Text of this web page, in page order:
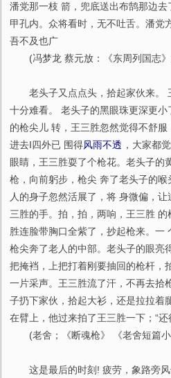
潘党那一枝 箭，兜底送出布鹄那边
甲孔内。众将看时，无不吐舌。潘党
吾不及也广
(冯梦龙 蔡元放：《东周列国志
老头子又点点头，拾起家伙来。
十分难看。 老头子的黑眼珠更深更
的枪尖儿 转，王三胜忽然觉得不舒
进去I四外已 围得风雨不透 ，大家都
眼睛，王三胜耍了个枪花。老头子的
枪，向前躬步，枪尖 奔了老头子的
人的身子忽然活展了，将 身微偏，
三胜的手。拍，拍，两响，王三胜
胜连脸带胸口全紫了，抄起枪来。一
枪尖奔了老人的中部。老头子的眼亮
把掩裆，上把打着刚要抽回的枪杆，
一片采声。王三胜流了汗，不再去拾
子扔下家伙，拾起大衫，还是拉拉着
在臂上，他过来拍了王三胜一下；“还
(老舍；《断魂枪》 《老舍短篇
这是最后的时刻! 疲劳，象路旁风